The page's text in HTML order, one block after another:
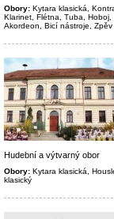
Obory: Kytara klasická,
Klarinet, Flétna, Tuba, Hoboj,
Akordeon, Bicí nástroje,
Hudební a výtvarný obor
Obory: Kytara klasická,
klasický